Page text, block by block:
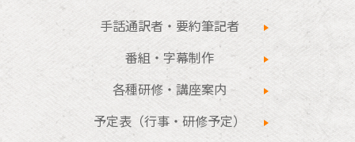
手話通訳者・要約筆記者
番組・字幕制作
各種研修・講座案内
予定表（行事・研修予定）